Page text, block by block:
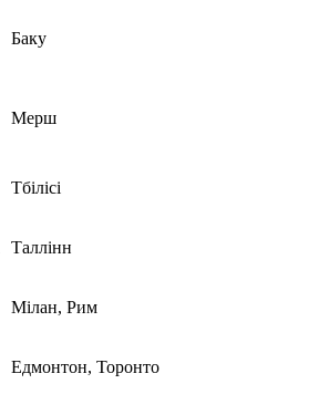
Баку
Мерш
Тбілісі
Таллінн
Мілан, Рим
Едмонтон, Торонто